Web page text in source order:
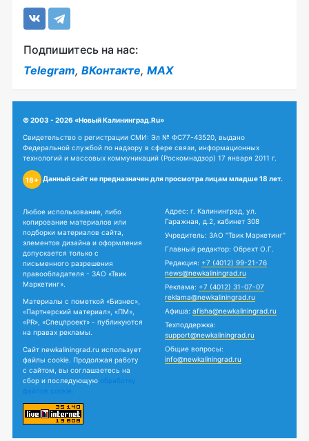
Подпишитесь на нас:
Telegram, ВКонтакте, MAX
© 2003 - 2026 «Новый Калининград.Ru»
Свидетельство о регистрации СМИ: Эл № ФС77-43520, выдано
Федеральной службой по надзору в сфере связи, информационных
технологий и массовых коммуникаций (Роскомнадзор) 17 января 2011 г.
18+ Данный сайт не предназначен для просмотра лицам младше 18 лет.
Любое использование, либо
копирование материалов или
подборки материалов сайта,
элементов дизайна и оформления
допускается только с
письменного разрешения
правообладателя - ЗАО «Твик
Маркетинг».
Материалы с пометкой «Бизнес»,
«Партнерский материал», «ПМ»,
«PR», «Спецпроект» - публикуются
на правах рекламы.
Сайт newkaliningrad.ru использует
файлы cookie. Продолжая работу
с сайтом, вы соглашаетесь на
сбор и последующую обработку
файлов cookie.
Адрес: г. Калининград, ул.
Гаражная, д.2, кабинет 308
Учредитель: ЗАО "Твик Маркетинг"
Главный редактор: Обрехт О.Г.
Редакция: +7 (4012) 99-21-76
news@newkaliningrad.ru
Реклама: +7 (4012) 31-07-07
reklama@newkaliningrad.ru
Афиша: afisha@newkaliningrad.ru
Техподдержка:
support@newkaliningrad.ru
Общие вопросы:
info@newkaliningrad.ru